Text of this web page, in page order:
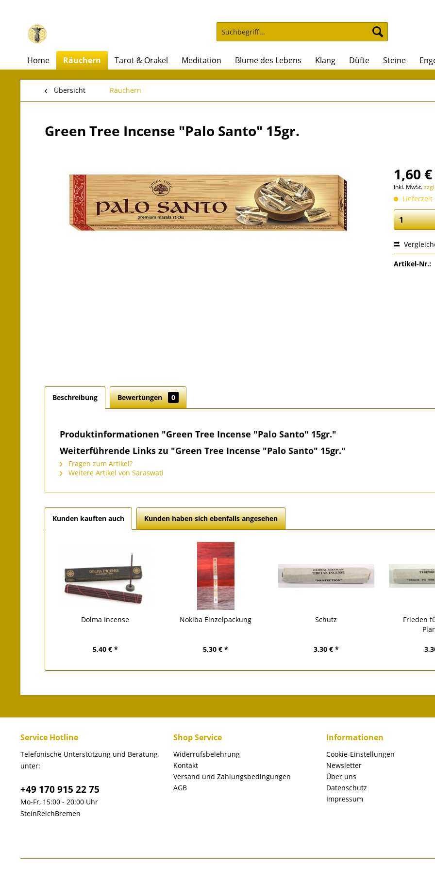
Home Räuchern Tarot & Orakel Meditation Blume des Lebens Klang Düfte Steine
Übersicht Räuchern
Green Tree Incense "Palo Santo" 15gr.
1,60
inkl. MwSt.
Lieferzeit
Artikel-Nr.:
Beschreibung Bewertungen 0
Produktinformationen "Green Tree Incense "Palo Santo" 15gr."
Weiterführende Links zu "Green Tree Incense "Palo Santo" 15gr."
Fragen zum Artikel?
Weitere Artikel von Saraswati
Kunden kauften auch Kunden haben sich ebenfalls angesehen
Dolma Incense
5,40 € *
Nokiba Einzelpackung
5,30 € *
Schutz
3,30 € *
Frieden
Service Hotline
Telefonische Unterstützung und Beratung
unter:
+49 170 915 22 75
Mo-Fr, 15:00 - 20:00 Uhr
SteinReichBremen
Shop Service
Widerrufsbelehrung
Kontakt
Versand und Zahlungsbedingungen
AGB
Informationen
Cookie-Einstellungen
Newsletter
Über uns
Datenschutz
Impressum